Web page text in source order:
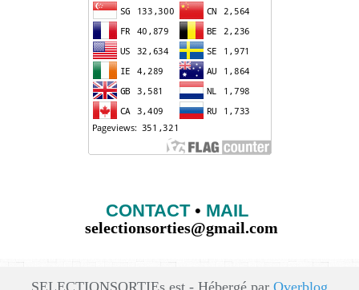
CONTACT• MAIL
selectionsorties@gmail.com